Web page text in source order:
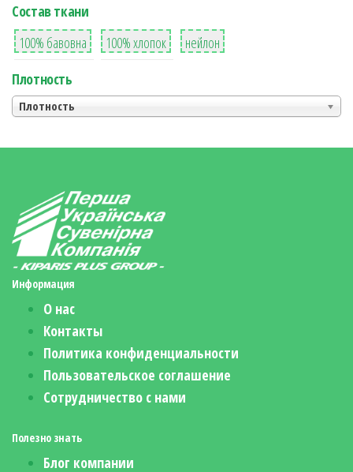
Состав ткани
8
100% бавовна
36
100% хлопок
2
нейлон
Плотность
Плотность
Информация
О нас
Контакты
Политика конфиденциальности
Пользовательское соглашение
Сотрудничество с нами
Полезно знать
Блог компании